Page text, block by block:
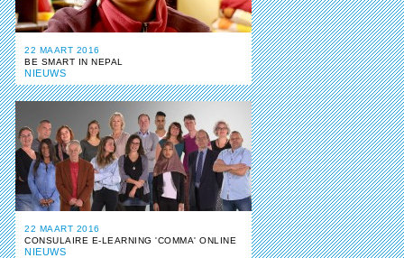
22 MAART 2016
BE SMART IN NEPAL
NIEUWS
22 MAART 2016
CONSULAIRE E-LEARNING 'COMMA' ONLINE
NIEUWS